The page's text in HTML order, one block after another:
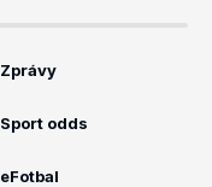
Zprávy
Sport odds
eFotbal